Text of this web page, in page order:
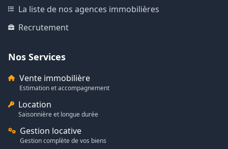
La liste de nos agences immobilières
Recrutement
Nos Services
Vente immobilière
Estimation et accompagnement
Location
Saisonnière et longue durée
Gestion locative
Gestion complète de vos biens